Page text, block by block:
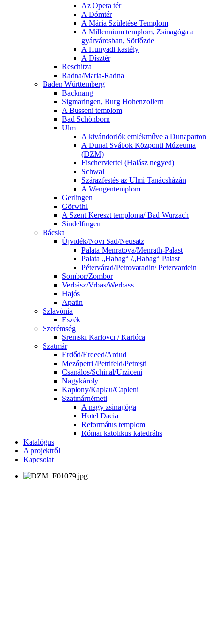
Az Opera tér
A Dómtér
A Mária Születése Templom
A Millennium templom, Zsinagóga a
gyárvárosban, Sörfőzde
A Hunyadi kastély
A Dísztér
Reschitza
Radna/Maria-Radna
Baden Württemberg
Backnang
Sigmaringen, Burg Hohenzollern
A Busseni templom
Bad Schönborn
Ulm
A kivándorlók emlékműve a Dunaparton
A Dunai Svábok Központi Múzeuma
(DZM)
Fischerviertel (Halász negyed)
Schwal
Szárazfestés az Ulmi Tanácsházán
A Wengentemplom
Gerlingen
Görwihl
A Szent Kereszt temploma/ Bad Wurzach
Sindelfingen
Bácska
Ùjvidék/Novi Sad/Neusatz
Palata Menratova/Menrath-Palast
Palata „Habag“ /„Habag“ Palast
Pétervárad/Petrovaradin/ Petervardein
Sombor/Zombor
Verbász/Vrbas/Werbass
Hajós
Apatin
Szlavónia
Eszék
Szerémség
Sremski Karlovci / Karlóca
Szatmár
Erdőd/Erdeed/Ardud
Mezőpetri /Petrifeld/Petreşti
Csanálos/Schinal/Urziceni
Nagykároly
Kaplony/Kaplau/Capleni
Szatmárnémeti
A nagy zsinagóga
Hotel Dacia
Református templom
Római katolikus katedrális
Katalógus
A projektről
Kapcsolat